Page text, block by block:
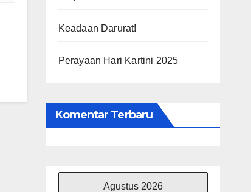
Keadaan Darurat!
Perayaan Hari Kartini 2025
Komentar Terbaru
Agustus 2026